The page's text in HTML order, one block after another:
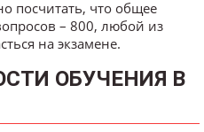
посчитать, что общее
– 800, любой из
на экзамене.
ОБУЧЕНИЯ В